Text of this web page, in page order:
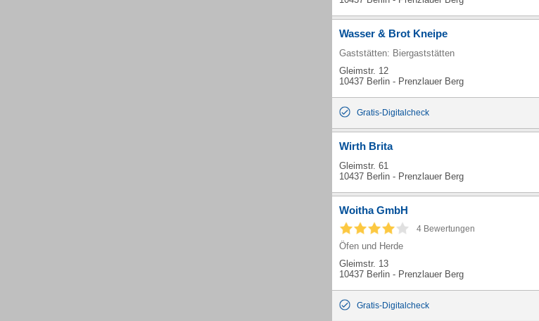
Wasser & Brot Kneipe
Gaststätten: Biergaststätten
Gleimstr. 12
10437 Berlin - Prenzlauer Berg
Gratis-Digitalcheck
Wirth Brita
Gleimstr. 61
10437 Berlin - Prenzlauer Berg
Woitha GmbH
4 Bewertungen
Öfen und Herde
Gleimstr. 13
10437 Berlin - Prenzlauer Berg
Gratis-Digitalcheck